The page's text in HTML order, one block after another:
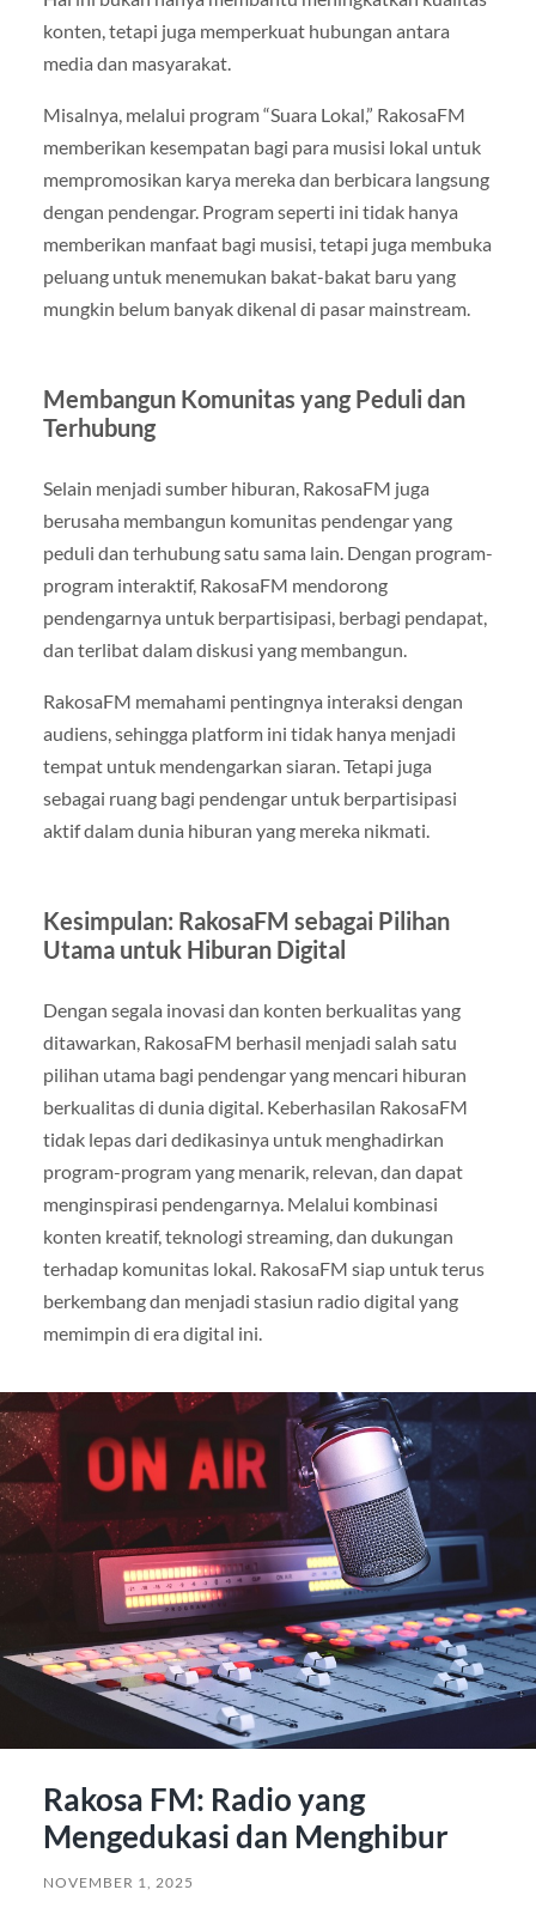
konten, tetapi juga memperkuat hubungan antara
media dan masyarakat.
Misalnya, melalui program “Suara Lokal,” RakosaFM
memberikan kesempatan bagi para musisi lokal untuk
mempromosikan karya mereka dan berbicara langsung
dengan pendengar. Program seperti ini tidak hanya
memberikan manfaat bagi musisi, tetapi juga membuka
peluang untuk menemukan bakat-bakat baru yang
mungkin belum banyak dikenal di pasar mainstream.
Membangun Komunitas yang Peduli dan
Terhubung
Selain menjadi sumber hiburan, RakosaFM juga
berusaha membangun komunitas pendengar yang
peduli dan terhubung satu sama lain. Dengan program-
program interaktif, RakosaFM mendorong
pendengarnya untuk berpartisipasi, berbagi pendapat,
dan terlibat dalam diskusi yang membangun.
RakosaFM memahami pentingnya interaksi dengan
audiens, sehingga platform ini tidak hanya menjadi
tempat untuk mendengarkan siaran. Tetapi juga
sebagai ruang bagi pendengar untuk berpartisipasi
aktif dalam dunia hiburan yang mereka nikmati.
Kesimpulan: RakosaFM sebagai Pilihan
Utama untuk Hiburan Digital
Dengan segala inovasi dan konten berkualitas yang
ditawarkan, RakosaFM berhasil menjadi salah satu
pilihan utama bagi pendengar yang mencari hiburan
berkualitas di dunia digital. Keberhasilan RakosaFM
tidak lepas dari dedikasinya untuk menghadirkan
program-program yang menarik, relevan, dan dapat
menginspirasi pendengarnya. Melalui kombinasi
konten kreatif, teknologi streaming, dan dukungan
terhadap komunitas lokal. RakosaFM siap untuk terus
berkembang dan menjadi stasiun radio digital yang
memimpin di era digital ini.
Rakosa FM: Radio yang
Mengedukasi dan Menghibur
NOVEMBER 1, 2025